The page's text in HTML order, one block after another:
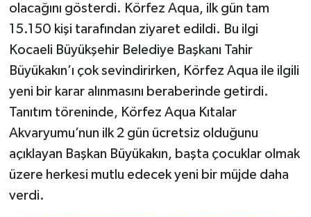
olacağını gösterdi. Körfez Aqua, ilk gün tam
15.150 kişi tarafından ziyaret edildi. Bu ilgi
Kocaeli Büyükşehir Belediye Başkanı Tahir
Büyükakın’ı çok sevindirirken, Körfez Aqua ile ilgili
yeni bir karar alınmasını beraberinde getirdi.
Tanıtım töreninde, Körfez Aqua Kıtalar
Akvaryumu’nun ilk 2 gün ücretsiz olduğunu
açıklayan Başkan Büyükakın, başta çocuklar olmak
üzere herkesi mutlu edecek yeni bir müjde daha
verdi.